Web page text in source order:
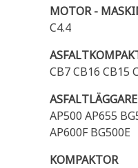
MOTOR -
C4.4
CB7 CB16 CB15
ASFALTLÄGGARE
AP500 AP655
AP600F BG500E
KOMPAKTOR